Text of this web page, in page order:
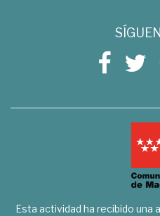
Esta actividad ha recibido una